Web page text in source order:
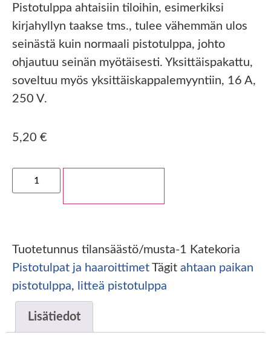
Pistotulppa ahtaisiin tiloihin, esimerkiksi
kirjahyllyn taakse tms., tulee vähemmän ulos
seinästä kuin normaali pistotulppa, johto
ohjautuu seinän myötäisesti. Yksittäispakattu,
soveltuu myös yksittäiskappalemyyntiin, 16 A,
250 V.
5,20 €
Tuotetunnus tilansäästö/musta-1 Katekoria
Pistotulpat ja haaroittimet Tägit ahtaan paikan
pistotulppa, litteä pistotulppa
Lisätiedot